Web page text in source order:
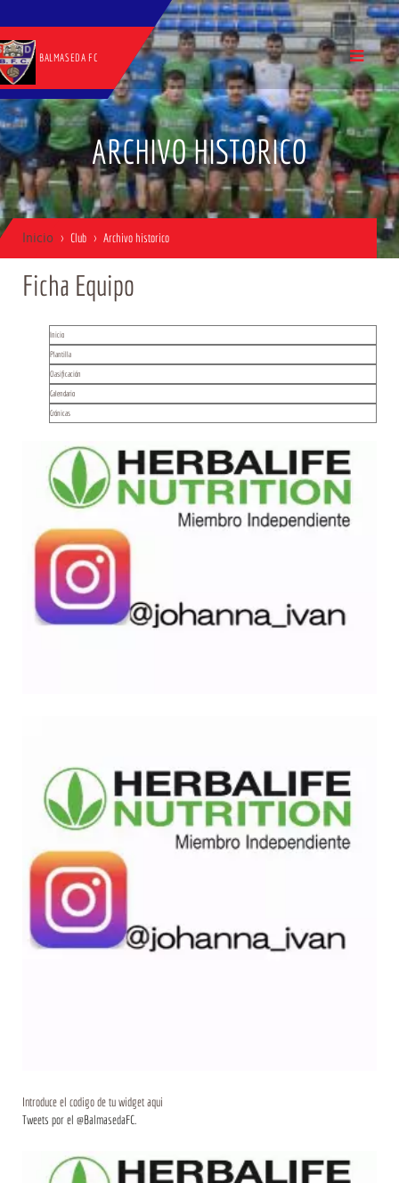
BALMASEDA FC
ARCHIVO HISTORICO
Inicio Club Archivo historico
Ficha Equipo
Inicio
Plantilla
Clasificación
Calendario
Crónicas
Introduce el codigo de tu widget aqui
Tweets por el @BalmasedaFC.